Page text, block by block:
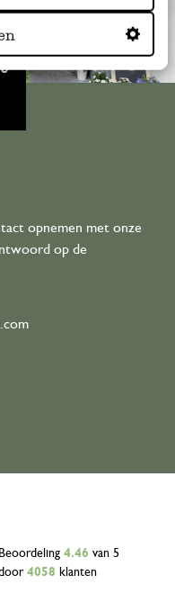
opnemen met onze
op de
Beoordeling 4.46 van 5
4058 klanten